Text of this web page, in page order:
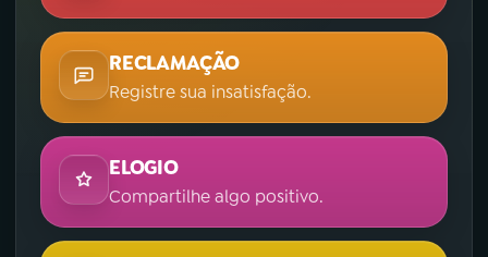
RECLAMAÇÃO
Registre sua insatisfação.
ELOGIO
Compartilhe algo positivo.